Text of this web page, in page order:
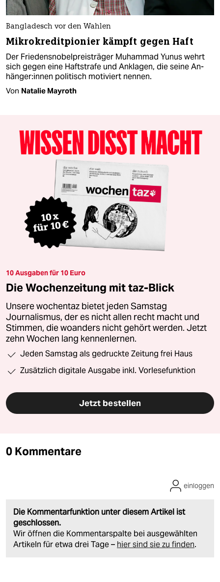
Bangladesch vor den Wahlen
Mikrokreditpionier kämpft gegen Haft
Der Friedensnobelpreisträger Muhammad Yunus wehrt
sich gegen eine Haftstrafe und Anklagen, die seine An­
hän­ge­r:in­nen politisch motiviert nennen.
Von Natalie Mayroth
10 Ausgaben für 10 Euro
Die Wochenzeitung mit taz-Blick
Unsere wochentaz bietet jeden Samstag
Journalismus, der es nicht allen recht macht und
Stimmen, die woanders nicht gehört werden. Jetzt
zehn Wochen lang kennenlernen.
Jeden Samstag als gedruckte Zeitung frei Haus
Zusätzlich digitale Ausgabe inkl. Vorlesefunktion
Jetzt bestellen
0 Kommentare
Die Kommentarfunktion unter diesem Artikel ist
geschlossen.
Wir öffnen die Kommentarspalte bei ausgewählten
Artikeln für etwa drei Tage – hier sind sie zu finden.
einloggen